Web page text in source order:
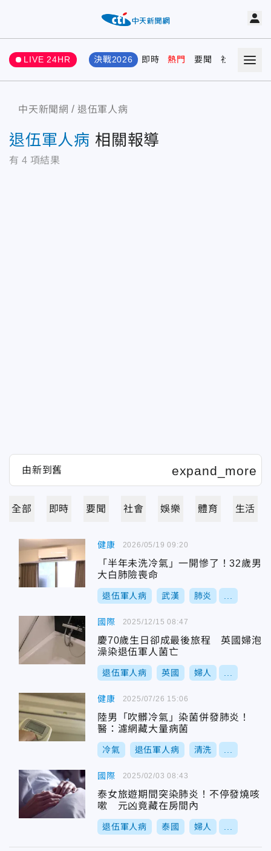
LIVE 24HR 決戰2026 即時 熱門 要聞 社會 娛樂
中天新聞網 退伍軍人病
退伍軍人病 相關報導
有 4 項結果
全部 即時 要聞 社會 娛樂 體育 生活
健康
「半年未洗冷氣」一開慘了！32歲男
大白肺險喪命
退伍軍人病 武漢 肺炎
2026/05/19 09:20
國際
慶70歲生日卻成最後旅程 英國婦泡
澡染退伍軍人菌亡
退伍軍人病 英國 婦人
2025/12/15 08:47
健康
陸男「吹髒冷氣」染菌併發肺炎！
醫：濾網藏大量病菌
冷氣 退伍軍人病 清洗
2025/07/26 15:06
國際
泰女旅遊期間突染肺炎！不停發燒咳
嗽 元凶竟藏在房間內
退伍軍人病 泰國 婦人
2025/02/03 08:43